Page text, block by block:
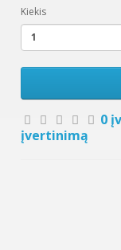
Kiekis
0
įvertinimą